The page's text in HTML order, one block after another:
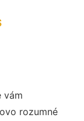
vám
rozumné